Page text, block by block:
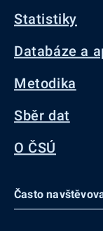
Statistiky
Databáze a
Metodika
Sběr dat
O ČSÚ
Často